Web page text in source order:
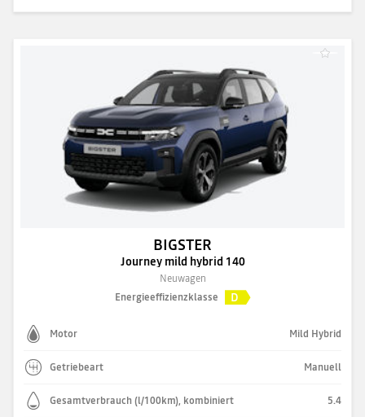
BIGSTER
Journey mild hybrid 140
Neuwagen
Energieeffizienzklasse
D
Motor Mild Hybrid
Getriebeart Manuell
Gesamtverbrauch (l/100km), kombiniert 5.4